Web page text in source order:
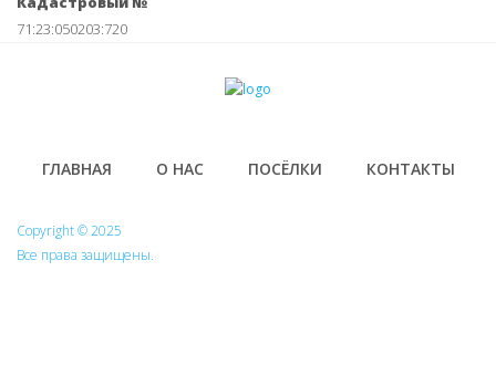
71:23:050203:720
Footer
ГЛАВНАЯ О НАС ПОСЁЛКИ КОНТАКТЫ
Copyright © 2025
Все права защищены.